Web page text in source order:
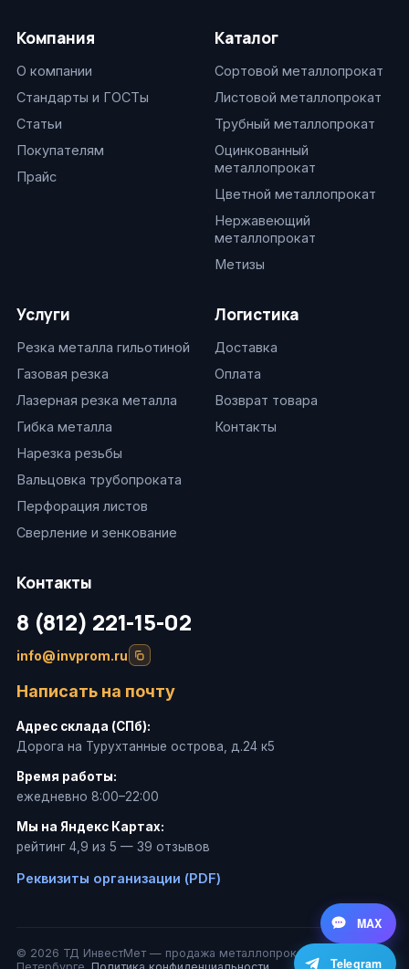
Компания
О компании
Стандарты и ГОСТы
Статьи
Покупателям
Прайс
Каталог
Сортовой металлопрокат
Листовой металлопрокат
Трубный металлопрокат
Оцинкованный
металлопрокат
Цветной металлопрокат
Нержавеющий
металлопрокат
Метизы
Услуги
Резка металла гильотиной
Газовая резка
Лазерная резка металла
Гибка металла
Нарезка резьбы
Вальцовка трубопроката
Перфорация листов
Сверление и зенкование
Логистика
Доставка
Оплата
Возврат товара
Контакты
Контакты
8 (812) 221-15-02
info@invprom.ru
Написать на почту
Адрес склада (СПб):
Дорога на Турухтанные острова, д.24 к5
Время работы:
ежедневно 8:00–22:00
Мы на Яндекс Картах:
рейтинг 4,9 из 5 — 39 отзывов
Реквизиты организации (PDF)
© 2026 ТД ИнвестМет — продажа металлопроката в Санкт-
MAX
Telegram